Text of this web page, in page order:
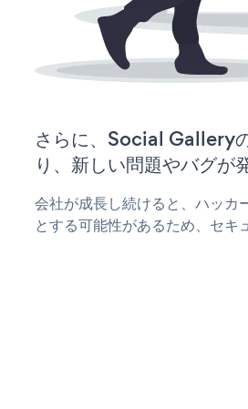
さらに、Social Gallery
り、新しい問題やバグが
会社が成長し続けると、ハッカ
とする可能性があるため、セキ